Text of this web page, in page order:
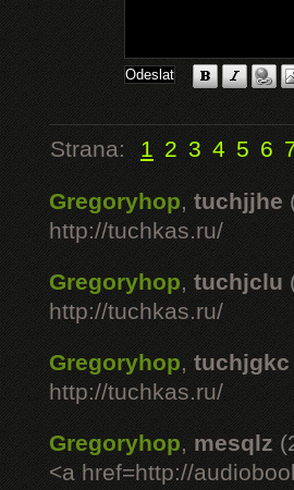
Strana: 1 2 3 4 5 6
Gregoryhop,tuchjjhe
http://tuchkas.ru/
Gregoryhop, tuchjclu
http://tuchkas.ru/
Gregoryhop,tuchjgkc
http://tuchkas.ru/
Gregoryhop, mesqlz
<a href=http://